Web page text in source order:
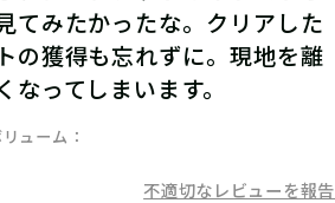
てみたかったな。クリアした
の獲得も忘れずに。現地を離
ってしまいます。
リューム
不適切なレビューを報告